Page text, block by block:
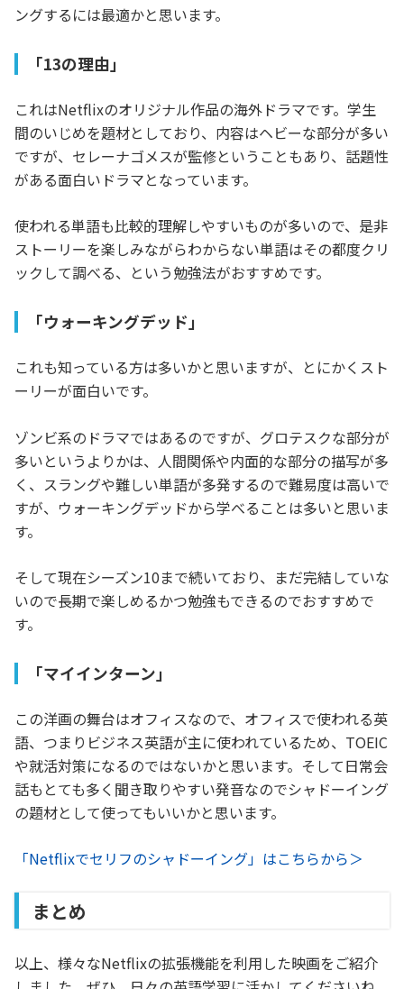
ングするには最適かと思います。
「13の理由」
これはNetflixのオリジナル作品の海外ドラマです。学生
間のいじめを題材としており、内容はヘビーな部分が多い
ですが、セレーナゴメスが監修ということもあり、話題性
がある面白いドラマとなっています。
使われる単語も比較的理解しやすいものが多いので、是非
ストーリーを楽しみながらわからない単語はその都度クリ
ックして調べる、という勉強法がおすすめです。
「ウォーキングデッド」
これも知っている方は多いかと思いますが、とにかくスト
ーリーが面白いです。
ゾンビ系のドラマではあるのですが、グロテスクな部分が
多いというよりかは、人間関係や内面的な部分の描写が多
く、スラングや難しい単語が多発するので難易度は高いで
すが、ウォーキングデッドから学べることは多いと思いま
す。
そして現在シーズン10まで続いており、まだ完結していな
いので長期で楽しめるかつ勉強もできるのでおすすめで
す。
「マイインターン」
この洋画の舞台はオフィスなので、オフィスで使われる英
語、つまりビジネス英語が主に使われているため、TOEIC
や就活対策になるのではないかと思います。そして日常会
話もとても多く聞き取りやすい発音なのでシャドーイング
の題材として使ってもいいかと思います。
「Netflixでセリフのシャドーイング」はこちらから＞
まとめ
以上、様々なNetflixの拡張機能を利用した映画をご紹介